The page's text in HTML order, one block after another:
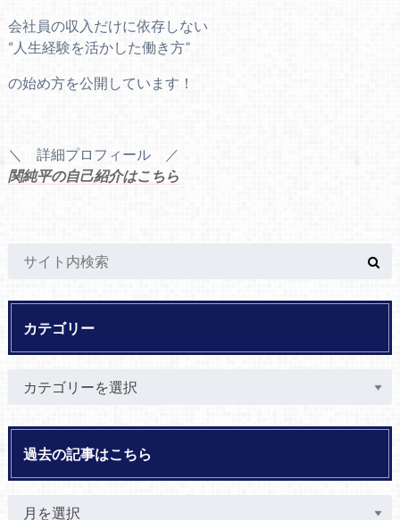
会社員の収入だけに依存しない
“人生経験を活かした働き方”
の始め方を公開しています！
＼ 詳細プロフィール ／
関純平の自己紹介はこちら
カテゴリー
過去の記事はこちら